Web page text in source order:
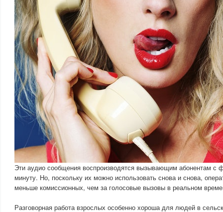
Эти аудио сообщения воспроизводятся вызывающим абонентам с
минуту. Но, поскольку их можно использовать снова и снова,
меньше комиссионных, чем за голосовые вызовы в реальном
Разговорная работа взрослых особенно хороша для людей в